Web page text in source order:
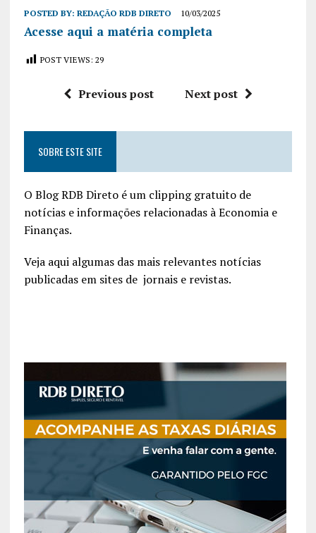
POSTED BY: REDAÇÃO RDB DIRETO 10/03/2025
Acesse aqui a matéria completa
POST VIEWS: 29
Previous post Next post
SOBRE ESTE SITE
O Blog RDB Direto é um clipping gratuito de
notícias e informações relacionadas à Economia e
Finanças.
Veja aqui algumas das mais relevantes notícias
publicadas em sites de jornais e revistas.